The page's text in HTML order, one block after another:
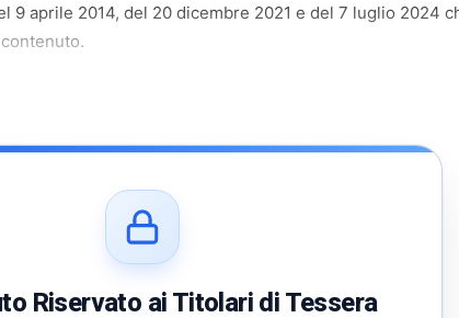
9 aprile 2014, del 20 dicembre 2021 e del 7 luglio 2024
Riservato ai Titolari di Tessera